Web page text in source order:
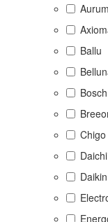
Aurum
Ballu
Bosch
Chigo
Daichi
Daikin